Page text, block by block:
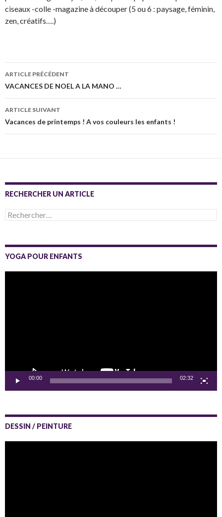
ciseaux -colle -magazine à découper (5 ou 6 : paysage, féminin,
zen, créatifs….)
Navigation
des
articles
ARTICLE PRÉCÉDENT
VACANCES DE NOEL A LA MANO …
ARTICLE SUIVANT
Vacances de printemps ! A vos couleurs les enfants !
RECHERCHER UN ARTICLE
Rechercher :
YOGA POUR ENFANTS
00:00 02:32
DESSIN / PEINTURE